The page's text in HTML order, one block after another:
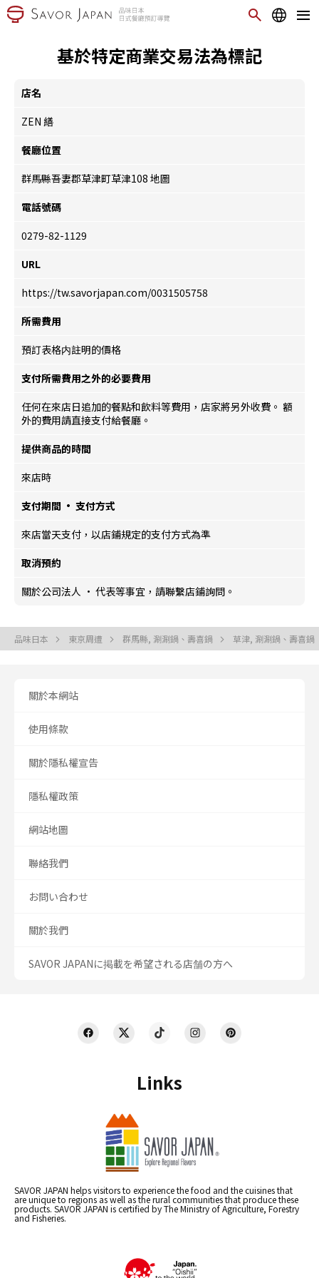
基於特定商業交易法為標記
店名
ZEN 繕
餐廳位置
群馬縣吾妻郡草津町草津108 地圖
電話號碼
0279-82-1129
URL
https://tw.savorjapan.com/0031505758
所需費用
預訂表格内註明的價格
支付所需費用之外的必要費用
任何在來店日追加的餐點和飲料等費用，店家將另外收費。 額
外的費用請直接支付給餐廳。
提供商品的時間
來店時
支付期間 · 支付方式
來店當天支付，以店鋪規定的支付方式為準
取消預約
關於公司法人 · 代表等事宜，請聯繫店鋪詢問。
品味日本 東京周遭 群馬縣, 涮涮鍋、壽喜鍋 草津, 涮涮鍋、壽喜鍋
Links
SAVOR JAPAN helps visitors to experience the food and the cuisines that
are unique to regions as well as the rural communities that produce these
products. SAVOR JAPAN is certified by The Ministry of Agriculture, Forestry
and Fisheries.
關於本網站
使用條款
關於隱私權宣告
隱私權政策
網站地圖
聯絡我們
お問い合わせ
關於我們
SAVOR JAPANに掲載を希望される店舗の方へ